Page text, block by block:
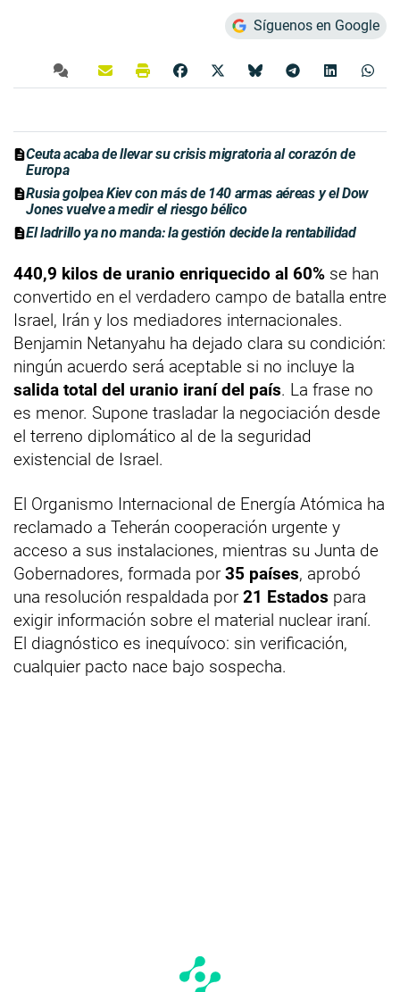
Síguenos en Google
Ceuta acaba de llevar su crisis migratoria al corazón de
Europa
Rusia golpea Kiev con más de 140 armas aéreas y el Dow
Jones vuelve a medir el riesgo bélico
El ladrillo ya no manda: la gestión decide la rentabilidad
440,9 kilos de uranio enriquecido al 60% se han
convertido en el verdadero campo de batalla entre
Israel, Irán y los mediadores internacionales.
Benjamin Netanyahu ha dejado clara su condición:
ningún acuerdo será aceptable si no incluye la
salida total del uranio iraní del país. La frase no
es menor. Supone trasladar la negociación desde
el terreno diplomático al de la seguridad
existencial de Israel.
El Organismo Internacional de Energía Atómica ha
reclamado a Teherán cooperación urgente y
acceso a sus instalaciones, mientras su Junta de
Gobernadores, formada por 35 países, aprobó
una resolución respaldada por 21 Estados para
exigir información sobre el material nuclear iraní.
El diagnóstico es inequívoco: sin verificación,
cualquier pacto nace bajo sospecha.